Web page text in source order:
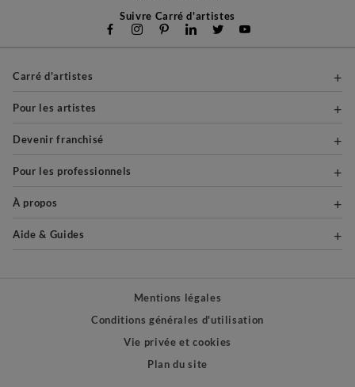
Suivre Carré d'artistes
Carré d'artistes
Pour les artistes
Devenir franchisé
Pour les professionnels
À propos
Aide & Guides
Mentions légales
Conditions générales d'utilisation
Vie privée et cookies
Plan du site